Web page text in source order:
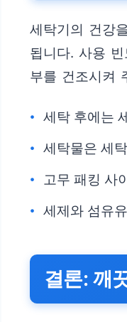
세탁기의 건강
됩니다. 사용
부를 건조시켜
세탁 후에는
세탁물은 세
고무 패킹 사
세제와 섬유
결론: 깨